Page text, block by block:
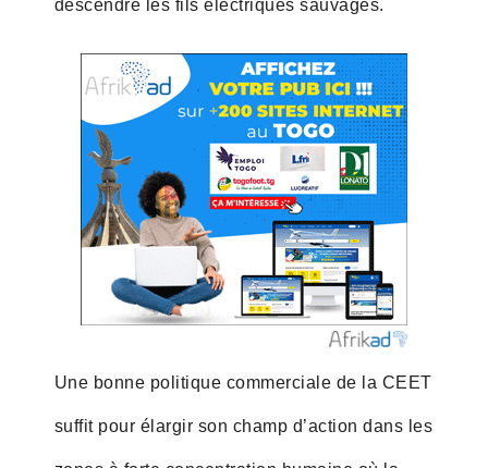
descendre les fils électriques sauvages.
Une bonne politique commerciale de la CEET
suffit pour élargir son champ d’action dans les